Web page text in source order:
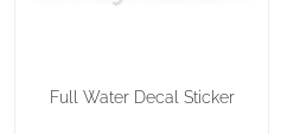
Full Water Decal Sticker